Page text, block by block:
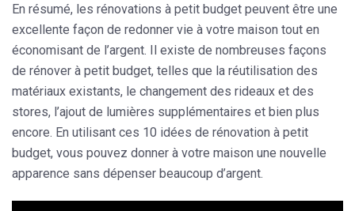
En résumé, les rénovations à petit budget peuvent être une
excellente façon de redonner vie à votre maison tout en
économisant de l’argent. Il existe de nombreuses façons
de rénover à petit budget, telles que la réutilisation des
matériaux existants, le changement des rideaux et des
stores, l’ajout de lumières supplémentaires et bien plus
encore. En utilisant ces 10 idées de rénovation à petit
budget, vous pouvez donner à votre maison une nouvelle
apparence sans dépenser beaucoup d’argent.